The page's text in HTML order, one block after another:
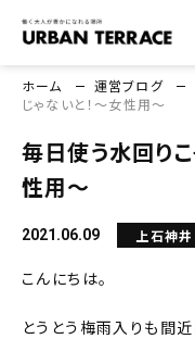
ホーム 運営ブログ
じゃないと！～女性用～
毎日使う水回り
性用～
2021.06.09 上石神井
こんにちは。
とうとう梅雨入りも間